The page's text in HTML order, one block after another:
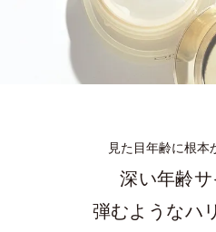
見た目年齢に根本
深い年齢サ
弾むようなハ